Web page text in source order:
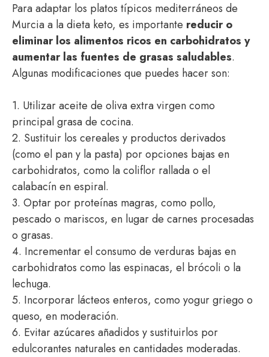
Para adaptar los platos típicos mediterráneos de
Murcia a la dieta keto, es importante reducir o
eliminar los alimentos ricos en carbohidratos y
aumentar las fuentes de grasas saludables.
Algunas modificaciones que puedes hacer son:
1. Utilizar aceite de oliva extra virgen como
principal grasa de cocina.
2. Sustituir los cereales y productos derivados
(como el pan y la pasta) por opciones bajas en
carbohidratos, como la coliflor rallada o el
calabacín en espiral.
3. Optar por proteínas magras, como pollo,
pescado o mariscos, en lugar de carnes procesadas
o grasas.
4. Incrementar el consumo de verduras bajas en
carbohidratos como las espinacas, el brócoli o la
lechuga.
5. Incorporar lácteos enteros, como yogur griego o
queso, en moderación.
6. Evitar azúcares añadidos y sustituirlos por
edulcorantes naturales en cantidades moderadas.